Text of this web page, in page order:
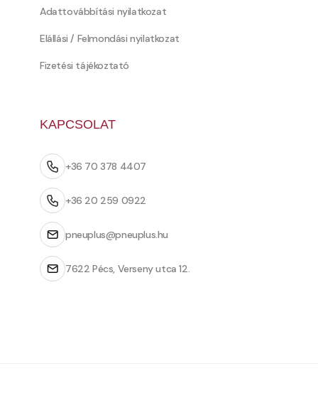
Adattovábbítási nyilatkozat
Elállási / Felmondási nyilatkozat
Fizetési tájékoztató
KAPCSOLAT
+36 70 378 4407
+36 20 259 0922
pneuplus@pneuplus.hu
7622 Pécs, Verseny utca 12.